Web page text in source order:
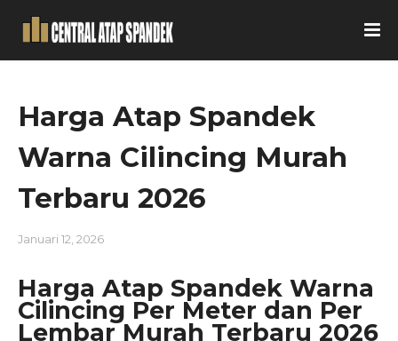
Harga Atap Spandek
Warna Cilincing Murah
Terbaru 2026
Januari 12, 2026
Harga Atap Spandek Warna
Cilincing Per Meter dan Per
Lembar Murah Terbaru 2026